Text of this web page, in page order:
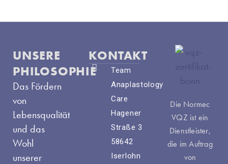
UNSERE
PHILOSOPHIE
Das Fördern
von
Lebensqualität
und das
Wohl
unserer
KONTAKT
Team
Anaplastology
Care
Hagener
Straße 3
58642
Iserlohn
Die Normec
VQZ ist ein
Dienstleister,
die im Auftrag
von